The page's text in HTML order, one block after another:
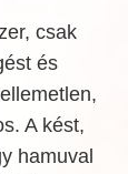
csak
és
A kést,
hamuval